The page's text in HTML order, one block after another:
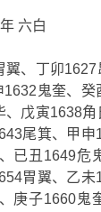
六白
、丁卯
鬼奎、
戊寅1638
尾箕、甲
已丑1649危
胃翼、乙
庚子1660鬼